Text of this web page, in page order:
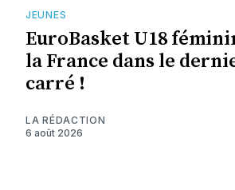
JEUNES
EuroBasket U18
la France dans le
carré !
LA RÉDACTION
6 août 2026